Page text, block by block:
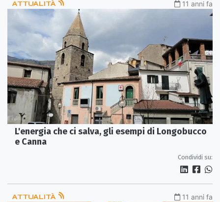
ATTUALITÀ 11 anni fa
L'energia che ci salva, gli esempi di Longobucco
e Canna
Condividi su:
ATTUALITÀ 11 anni fa